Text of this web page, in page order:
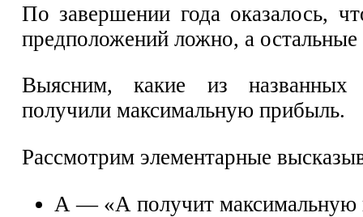
По завершении года оказалось,
предположений ложно, а
Выясним, какие из названных
получили максимальную прибыль.
Рассмотрим элементарные
А — «А получит максимальную